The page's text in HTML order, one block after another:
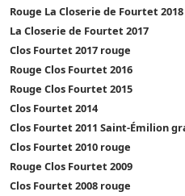
Rouge La Closerie de Fourtet 2018
La Closerie de Fourtet 2017
Clos Fourtet 2017 rouge
Rouge Clos Fourtet 2016
Rouge Clos Fourtet 2015
Clos Fourtet 2014
Clos Fourtet 2011 Saint-Émilion
Clos Fourtet 2010 rouge
Rouge Clos Fourtet 2009
Clos Fourtet 2008 rouge